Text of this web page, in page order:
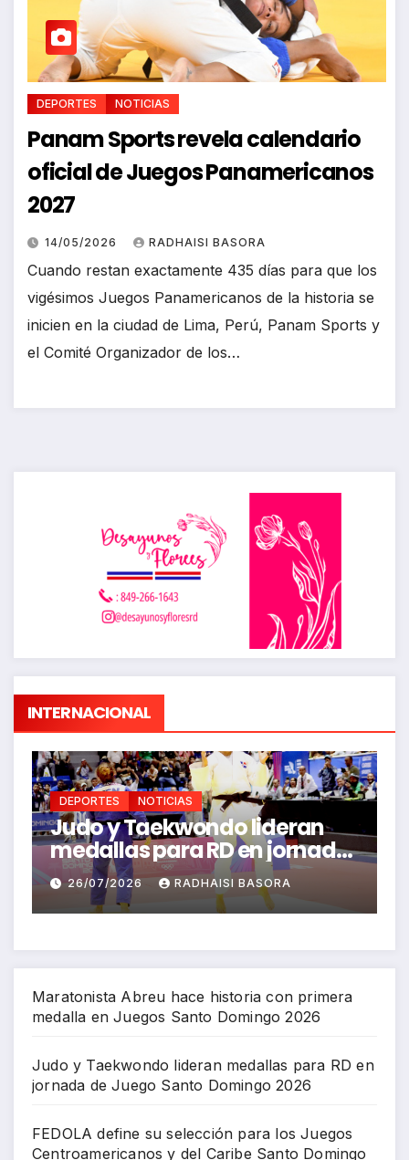
DEPORTES NOTICIAS
Panam Sports revela calendario
oficial de Juegos Panamericanos
2027
14/05/2026 RADHAISI BASORA
Cuando restan exactamente 435 días para que los
vigésimos Juegos Panamericanos de la historia se
inicien en la ciudad de Lima, Perú, Panam Sports y
el Comité Organizador de los…
INTERNACIONAL
jornada
DEPORTES NOTICIAS
FEDOLA define su
para los Juegos
Centroamericanos y del
Caribe Santo Domingo
26/07/2026 RICHARD BAZIL
Maratonista Abreu hace historia con primera
medalla en Juegos Santo Domingo 2026
Judo y Taekwondo lideran medallas para RD en
jornada de Juego Santo Domingo 2026
FEDOLA define su selección para los Juegos
Centroamericanos y del Caribe Santo Domingo